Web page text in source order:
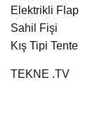
Elektrikli Flap
Sahil Fişi
Kış Tipi Tente
TEKNE .TV